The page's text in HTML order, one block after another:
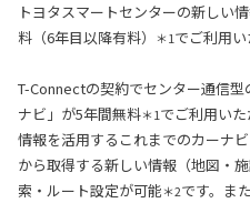
トヨタスマートセンターの新しい
料（6年目以降有料）
＊1でご利用い
T-Connectの契約でセンター通信
ナビ」が5年間無料＊1でご利用い
情報を活用するこれまでのカーナ
から取得する新しい情報（地図・
索・ルート設定が可能＊2です。ま